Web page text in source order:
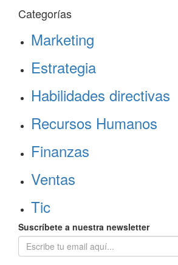
Categorías
Marketing
Estrategia
Habilidades directivas
Recursos Humanos
Finanzas
Ventas
Tic
Suscríbete a nuestra newsletter